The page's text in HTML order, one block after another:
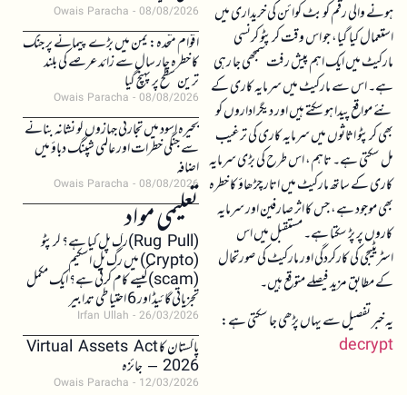
ہونے والی رقم کو بٹ کوائن کی خریداری میں
استعمال کیا گیا، جو اس وقت کرپٹو کرنسی
مارکیٹ میں ایک اہم پیش رفت سمجھی جا رہی
ہے۔ اس سے مارکیٹ میں سرمایہ کاری کے
نئے مواقع پیدا ہو سکتے ہیں اور دیگر اداروں کو
بھی کرپٹو اثاثوں میں سرمایہ کاری کی ترغیب
مل سکتی ہے۔ تاہم، اس طرح کی بڑی سرمایہ
کاری کے ساتھ مارکیٹ میں اتار چڑھاؤ کا خطرہ
بھی موجود ہے، جس کا اثر صارفین اور سرمایہ
کاروں پر پڑ سکتا ہے۔ مستقبل میں اس
اسٹریٹیجی کی کارکردگی اور مارکیٹ کی صورتحال
کے مطابق مزید فیصلے متوقع ہیں۔
یہ خبر تفصیل سے یہاں پڑھی جا سکتی ہے:
decrypt
Owais Paracha 08/08/2026
اقوام متحدہ: یمن میں بڑے پیمانے پر جنگ
کا خطرہ چار سال سے زائد عرصے کی بلند
ترین سطح پر پہنچ گیا
Owais Paracha 08/08/2026
بحیرہ اسود میں تجارتی جہازوں کو نشانہ بنانے
سے جنگی خطرات اور عالمی شپنگ دباؤ میں
اضافہ
Owais Paracha 08/08/2026
تعلیمی مواد(Rug Pull)رگ پل کیا ہے؟ کرپٹو
(Crypto) میں رگ پل اسکیم
(scam)کیسے کام کرتی ہے؟ ایک مکمل
تجزیاتی گائیڈ اور 6 احتیاطی تدابیر
Irfan Ullah 26/03/2026
پاکستان کا Virtual Assets Act
2026 – جائزہ
Owais Paracha 12/03/2026